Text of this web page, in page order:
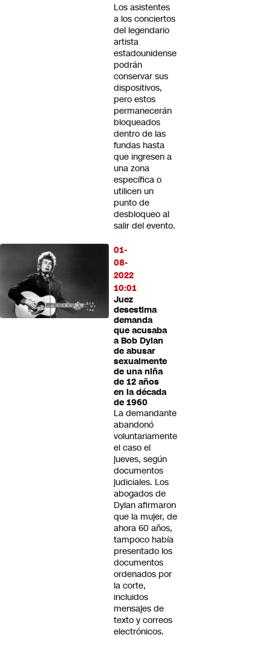
Los asistentes
a los conciertos
del legendario
artista
estadounidense
podrán
conservar sus
dispositivos,
pero estos
permanecerán
bloqueados
dentro de las
fundas hasta
que ingresen a
una zona
específica o
utilicen un
punto de
desbloqueo al
salir del evento.
01-
08-
2022
10:01
Juez
desestima
demanda
que acusaba
a Bob Dylan
de abusar
sexualmente
de una niña
de 12 años
en la década
de 1960
La demandante
abandonó
voluntariamente
el caso el
jueves, según
documentos
judiciales. Los
abogados de
Dylan afirmaron
que la mujer, de
ahora 60 años,
tampoco había
presentado los
documentos
ordenados por
la corte,
incluidos
mensajes de
texto y correos
electrónicos.